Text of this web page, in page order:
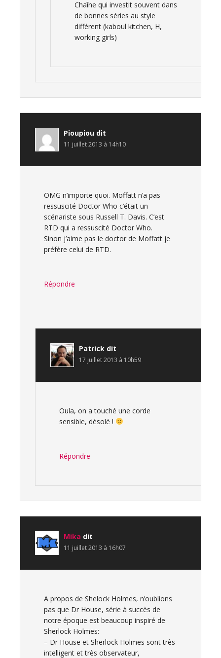
Chaîne qui investit souvent dans
de bonnes séries au style
différent (kaboul kitchen, H,
working girls)
Pioupiou dit
11 juillet 2013 à 14h10
OMG n’importe quoi. Moffatt n’a pas
ressuscité Doctor Who c’était un
scénariste sous Russell T. Davis. C’est
RTD qui a ressuscité Doctor Who.
Sinon j’aime pas le doctor de Moffatt je
préfère celui de RTD.
Répondre
Patrick dit
17 juillet 2013 à 10h59
Oula, on a touché une corde
sensible, désolé !
Répondre
Mika dit
11 juillet 2013 à 16h07
A propos de Shelock Holmes, n’oublions
pas que Dr House, série à succès de
notre époque est beaucoup inspiré de
Sherlock Holmes:
– Dr House et Sherlock Holmes sont très
intelligent et très observateur,